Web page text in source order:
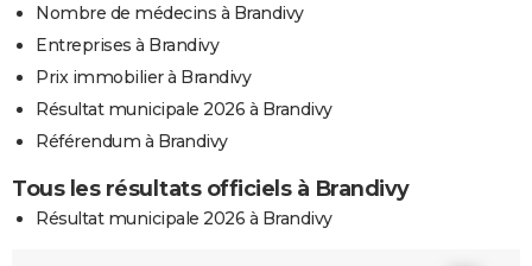
Nombre de médecins à Brandivy
Entreprises à Brandivy
Prix immobilier à Brandivy
Résultat municipale 2026 à Brandivy
Référendum à Brandivy
Tous les résultats officiels à Brandivy
Résultat municipale 2026 à Brandivy